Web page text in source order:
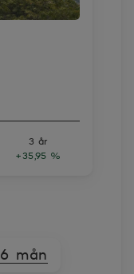
3 år
+35,95 %
6 mån